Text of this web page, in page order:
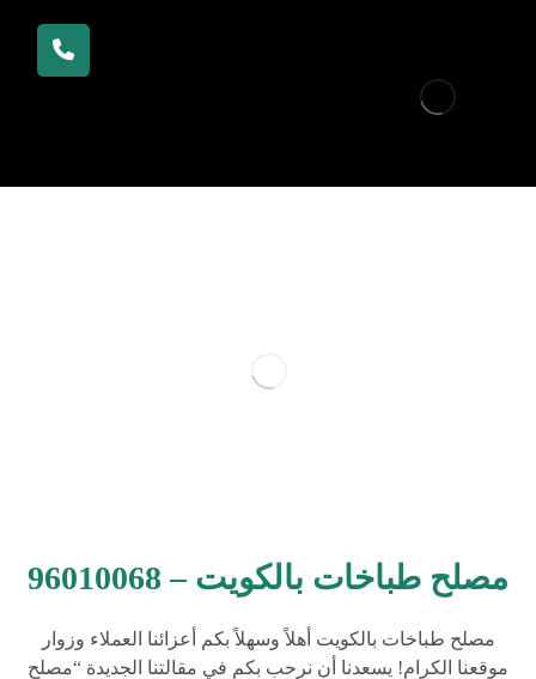
مصلح طباخات بالكويت – 96010068
مصلح طباخات بالكويت أهلاً وسهلاً بكم أعزائنا العملاء وزوار
موقعنا الكرام! يسعدنا أن نرحب بكم في مقالتنا الجديدة “مصلح